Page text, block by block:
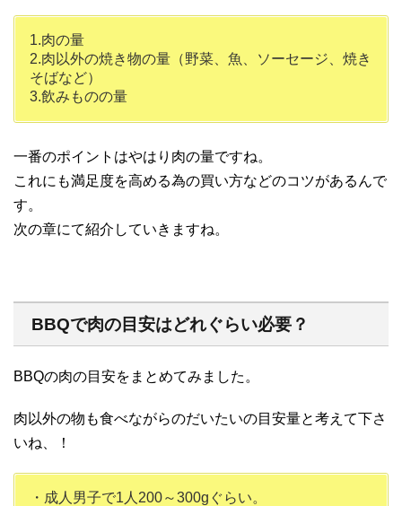
1.肉の量
2.肉以外の焼き物の量（野菜、魚、ソーセージ、焼き
そばなど）
3.飲みものの量
一番のポイントはやはり肉の量ですね。
これにも満足度を高める為の買い方などのコツがあるんで
す。
次の章にて紹介していきますね。
BBQで肉の目安はどれぐらい必要？
BBQの肉の目安をまとめてみました。
肉以外の物も食べながらのだいたいの目安量と考えて下さ
いね、！
・成人男子で1人200～300gぐらい。